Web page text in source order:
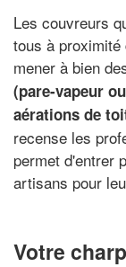
Les couvreurs
tous à
mener à bien
(pare-vapeur
aérations de
recense les
permet d'entrer
artisans pour
Votre